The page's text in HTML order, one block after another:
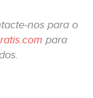
nos para o
para